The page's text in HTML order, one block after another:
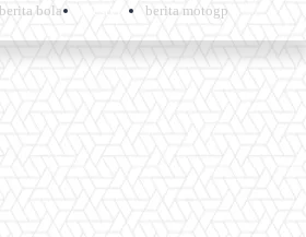
berita bola
berita motogp